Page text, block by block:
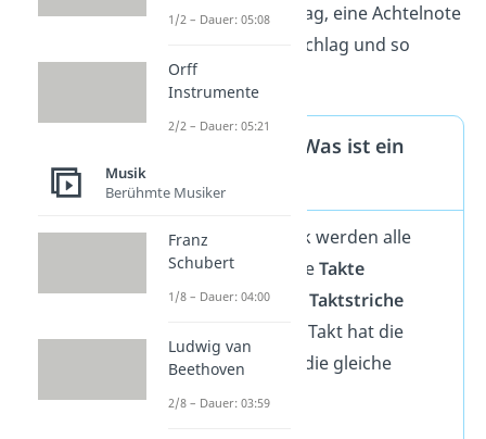
Viertelnote einen Schlag, eine Achtelnote
dauert einen halben Schlag und so
weiter.
Expertenwissen: Was ist ein
Takt?
In einem Musikstück werden alle
Noten in sogenannteTakte
eingeteilt, die durch Taktstriche
getrennt sind. Jeder Takt hat die
gleiche Länge
, also die gleiche
Anzahl Schlägen.
1/2 – Dauer: 05:08
Orff
Instrumente
2/2 – Dauer: 05:21
Musik
Berühmte Musiker
Franz
Schubert
1/8 – Dauer: 04:00
Ludwig van
Beethoven
2/8 – Dauer: 03:59